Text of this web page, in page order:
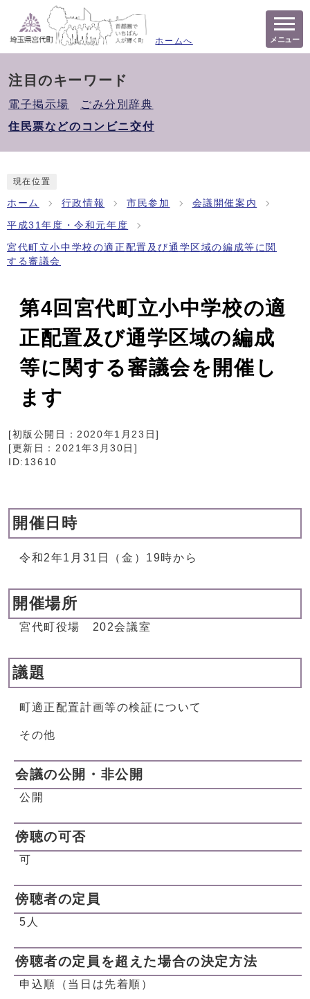
ホームへ メニュー
注目のキーワード
電子掲示場
ごみ分別辞典
住民票などのコンビニ交付
現在位置
ホーム 行政情報 市民参加 会議開催案内
平成31年度・令和元年度
宮代町立小中学校の適正配置及び通学区域の編成等に関
する審議会
第4回宮代町立小中学校の適
正配置及び通学区域の編成
等に関する審議会を開催し
ます
[初版公開日：2020年1月23日]
[更新日： 2021年3月30日 ]
ID:13610
開催日時
令和2年1月31日（金）19時から
開催場所
宮代町役場 202会議室
議題
町適正配置計画等の検証について
その他
会議の公開・非公開
公開
傍聴の可否
可
傍聴者の定員
5人
傍聴者の定員を超えた場合の決定方法
申込順（当日は先着順）